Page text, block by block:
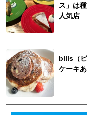
ス」は
人気店
bills（
ケーキ